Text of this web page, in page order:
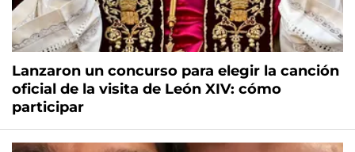
Lanzaron un concurso para elegir la canción
oficial de la visita de León XIV: cómo
participar